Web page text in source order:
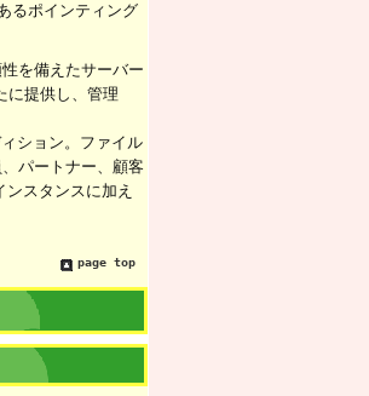
ポインティング
を備えたサーバー
に提供し、管理
ション。ファイル
パートナー、顧客
スタンスに加え
page top